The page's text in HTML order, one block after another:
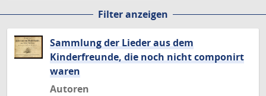
Filter anzeigen
Sammlung der Lieder aus dem
Kinderfreunde, die noch nicht componirt
waren
Autoren